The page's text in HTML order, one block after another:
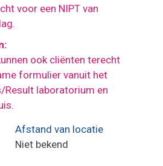
voor een NIPT van
ook cliënten terecht
formulier vanuit het
Result laboratorium en
Afstand van locatie
Niet bekend